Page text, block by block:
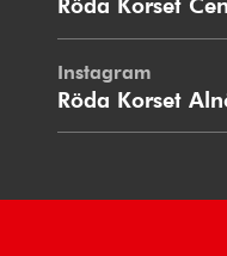
Instagram
Röda Korset